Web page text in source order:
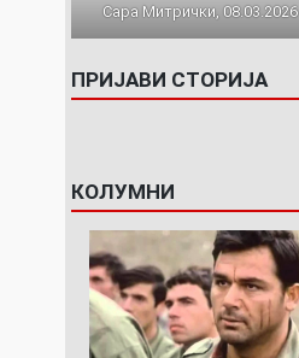
Сара Митрички, 08.03.2026
ПРИЈАВИ СТОРИЈА
КОЛУМНИ